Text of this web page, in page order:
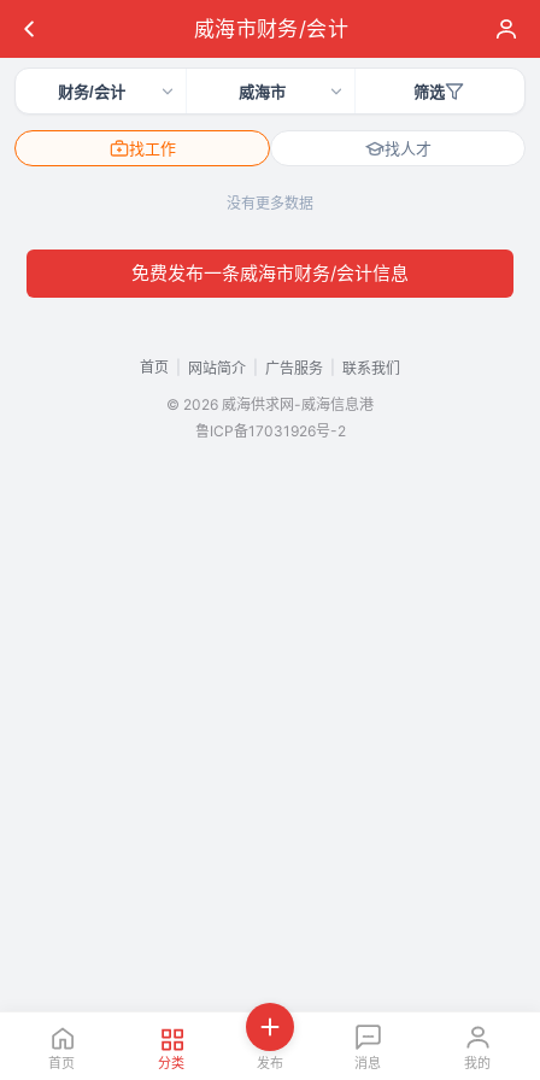
威海市财务/会计
财务/会计 威海市 筛选
找工作 找人才
没有更多数据
免费发布一条威海市财务/会计信息
首页 网站简介 广告服务
联系我们
© 2026 威海供求网-威海信息港
鲁ICP备17031926号-2
首页 分类 发布 消息 我的